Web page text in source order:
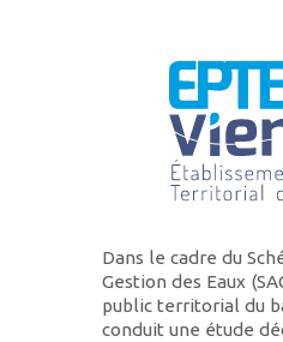
Dans le cadre du
Gestion des Eaux
public territorial du
conduit une étude